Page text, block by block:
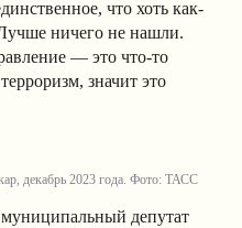
что хоть как-
ничего не нашли.
— это что-то
значит это
декабрь 2023 года. Фото: ТАСС
депутат